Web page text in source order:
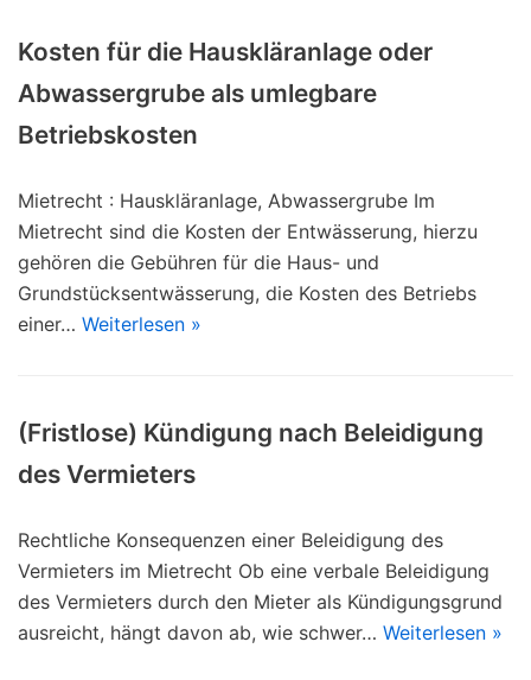
Kosten für die Hauskläranlage oder
Abwassergrube als umlegbare
Betriebskosten
Mietrecht : Hauskläranlage, Abwassergrube Im
Mietrecht sind die Kosten der Entwässerung, hierzu
gehören die Gebühren für die Haus- und
Grundstücksentwässerung, die Kosten des Betriebs
einer… Weiterlesen »
(Fristlose) Kündigung nach Beleidigung
des Vermieters
Rechtliche Konsequenzen einer Beleidigung des
Vermieters im Mietrecht Ob eine verbale Beleidigung
des Vermieters durch den Mieter als Kündigungsgrund
ausreicht, hängt davon ab, wie schwer… Weiterlesen »